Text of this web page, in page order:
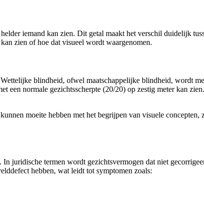
iemand kan zien. Dit getal maakt het verschil duidelijk
zien of hoe dat visueel wordt waargenomen.
blindheid, ofwel maatschappelijke blindheid, wordt
een normale gezichtsscherpte (20/20) op zestig meter kan
moeite hebben met het begrijpen van visuele concepten,
juridische termen wordt gezichtsvermogen dat niet
hebben, wat leidt tot symptomen zoals: